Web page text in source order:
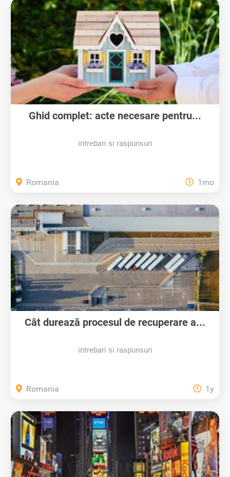
Ghid complet: acte necesare pentru...
intrebari si raspunsuri
Romania 1mo
Cât durează procesul de recuperare a...
intrebari si raspunsuri
Romania 1y